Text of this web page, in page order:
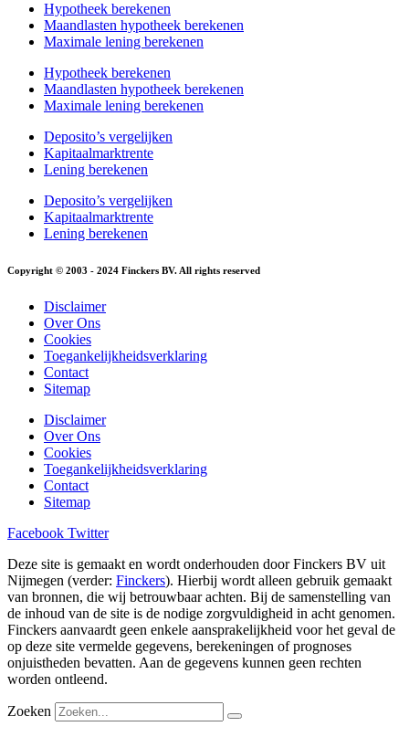
Hypotheek berekenen
Maandlasten hypotheek berekenen
Maximale lening berekenen
Hypotheek berekenen
Maandlasten hypotheek berekenen
Maximale lening berekenen
Deposito’s vergelijken
Kapitaalmarktrente
Lening berekenen
Deposito’s vergelijken
Kapitaalmarktrente
Lening berekenen
Copyright © 2003 - 2024 Finckers BV. All rights reserved
Disclaimer
Over Ons
Cookies
Toegankelijkheidsverklaring
Contact
Sitemap
Disclaimer
Over Ons
Cookies
Toegankelijkheidsverklaring
Contact
Sitemap
Facebook Twitter
Deze site is gemaakt en wordt onderhouden door Finckers BV uit
Nijmegen (verder: Finckers). Hierbij wordt alleen gebruik gemaakt
van bronnen, die wij betrouwbaar achten. Bij de samenstelling van
de inhoud van de site is de nodige zorgvuldigheid in acht genomen.
Finckers aanvaardt geen enkele aansprakelijkheid voor het geval de
op deze site vermelde gegevens, berekeningen of prognoses
onjuistheden bevatten. Aan de gegevens kunnen geen rechten
worden ontleend.
Zoeken